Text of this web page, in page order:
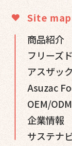
Site map
商品紹介
フリーズ
アスザッ
Asuzac
OEM/ODM
企業情報
サステナ